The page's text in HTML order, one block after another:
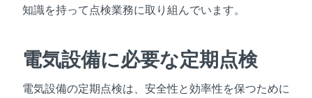
知識を持って点検業務に取り組んでいます。
電気設備に必要な定期点検
電気設備の定期点検は、安全性と効率性を保つために